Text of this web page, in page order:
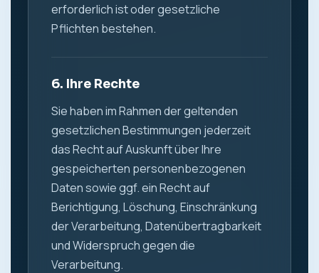
erforderlich ist oder gesetzliche
Pflichten bestehen.
6. Ihre Rechte
Sie haben im Rahmen der geltenden
gesetzlichen Bestimmungen jederzeit
das Recht auf Auskunft über Ihre
gespeicherten personenbezogenen
Daten sowie ggf. ein Recht auf
Berichtigung, Löschung, Einschränkung
der Verarbeitung, Datenübertragbarkeit
und Widerspruch gegen die
Verarbeitung.